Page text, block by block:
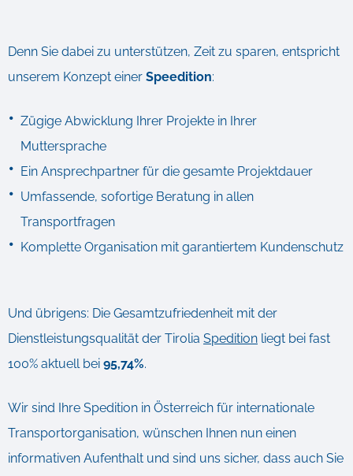
Denn Sie dabei zu unterstützen, Zeit zu sparen, entspricht
unserem Konzept einer Speedition:
Zügige Abwicklung Ihrer Projekte in Ihrer
Muttersprache
Ein Ansprechpartner für die gesamte Projektdauer
Umfassende, sofortige Beratung in allen
Transportfragen
Komplette Organisation mit garantiertem Kundenschutz
Und übrigens: Die Gesamtzufriedenheit mit der
Dienstleistungsqualität der Tirolia Spedition liegt bei fast
100% aktuell bei 95,74%.
Wir sind Ihre Spedition in Österreich für internationale
Transportorganisation, wünschen Ihnen nun einen
informativen Aufenthalt und sind uns sicher, dass auch Sie